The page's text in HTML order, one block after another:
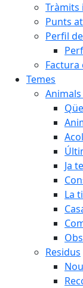
Tràmits
Punts
Perfil
Factura
Temes
Ja
La
Residus